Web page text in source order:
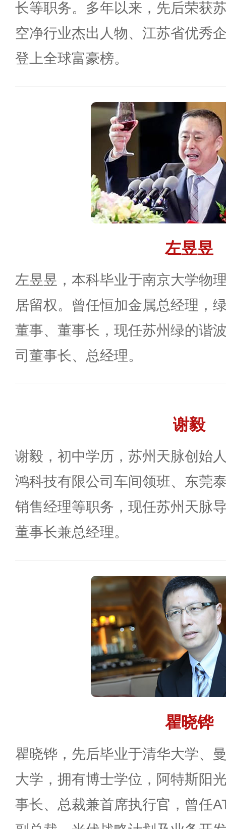
长等职务。多年以来，先后荣获
空净行业杰出人物、江苏省优秀
登上全球富豪榜。
左昱昱
左昱昱，本科毕业于南京大学物
居留权。曾任恒加金属总经理，
董事、董事长，现任苏州绿的谐
司董事长、总经理。
谢毅
谢毅，初中学历，苏州天脉创始
鸿科技有限公司车间领班、东莞
销售经理等职务，现任苏州天脉
董事长兼总经理。
瞿晓铧
瞿晓铧，先后毕业于清华大学、
大学，拥有博士学位，阿特斯阳
事长、总裁兼首席执行官，曾任